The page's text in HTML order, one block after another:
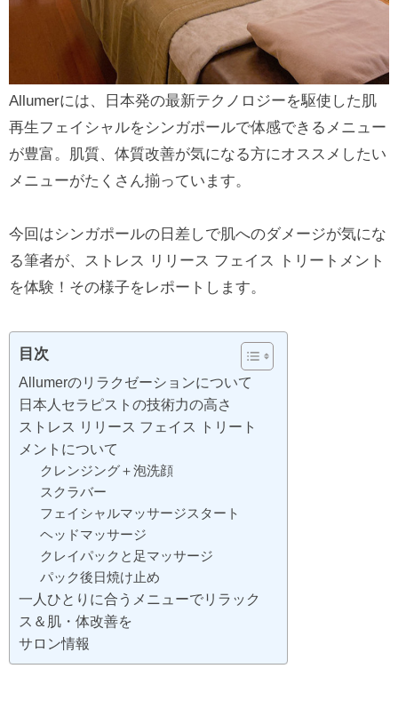
Allumerには、日本発の最新テクノロジーを駆使した肌
再生フェイシャルをシンガポールで体感できるメニュー
が豊富。肌質、体質改善が気になる方にオススメしたい
メニューがたくさん揃っています。
今回はシンガポールの日差しで肌へのダメージが気にな
る筆者が、ストレス リリース フェイス トリートメント
を体験！その様子をレポートします。
目次
Allumerのリラクゼーションについて
日本人セラピストの技術力の高さ
ストレス リリース フェイス トリート
メントについて
クレンジング＋泡洗顔
スクラバー
フェイシャルマッサージスタート
ヘッドマッサージ
クレイパックと足マッサージ
パック後日焼け止め
一人ひとりに合うメニューでリラック
ス＆肌・体改善を
サロン情報